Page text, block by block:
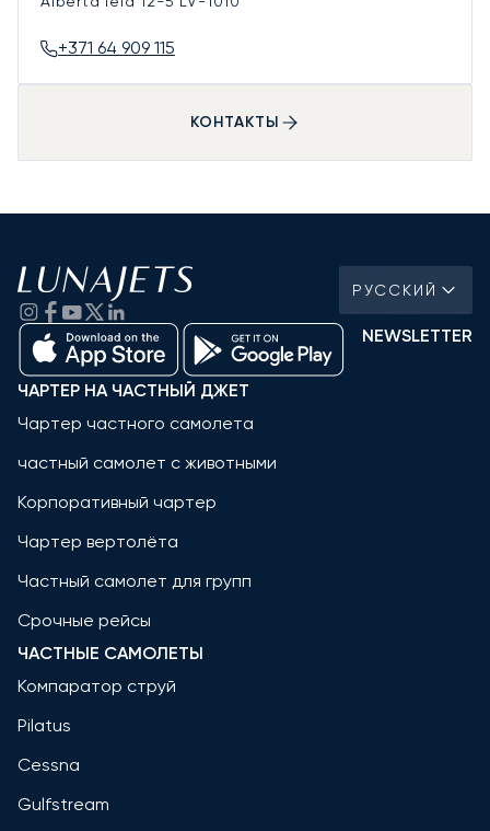
+371 64 909 115
КОНТАКТЫ
РУССКИЙ
NEWSLETTER
ЧАРТЕР НА ЧАСТНЫЙ ДЖЕТ
Чартер частного самолета
частный самолет с животными
Корпоративный чартер
Чартер вертолёта
Частный самолет для групп
Срочные рейсы
ЧАСТНЫЕ САМОЛЕТЫ
Компаратор струй
Pilatus
Cessna
Gulfstream